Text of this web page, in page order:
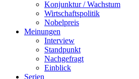
Konjunktur / Wachstum
Wirtschaftspolitik
Nobelpreis
Meinungen
Interview
Standpunkt
Nachgefragt
Einblick
Serien